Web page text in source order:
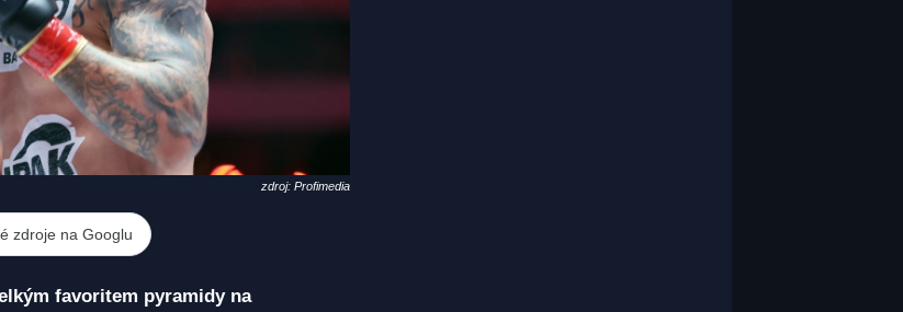
zdroj: Profimedia
zdroje na Googlu
favoritem pyramidy na